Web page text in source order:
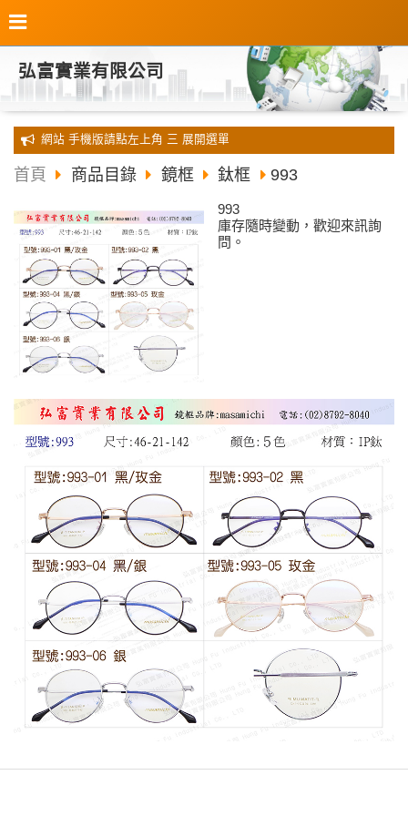
弘富實業有限公司
全新 網站 手機版請點左上角 三 展開選單
首頁 商品目錄 鏡框 鈦框 993
993
庫存隨時變動，歡迎來訊詢
問。